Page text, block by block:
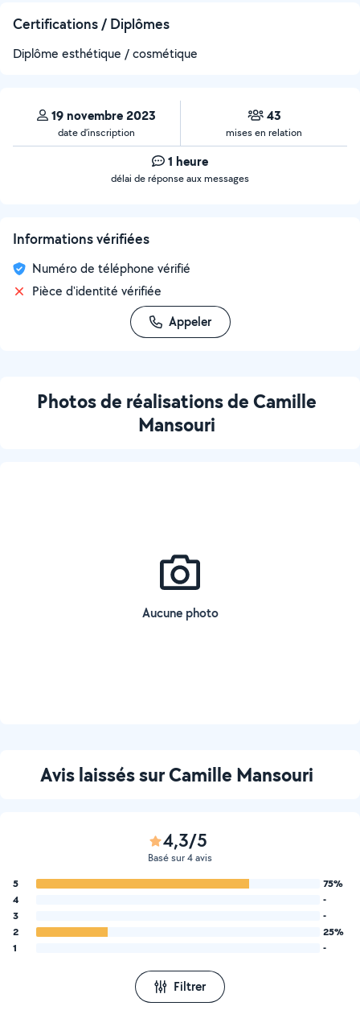
Certifications / Diplômes
Diplôme esthétique / cosmétique
19 novembre 2023
date d’inscription
43
mises en relation
1 heure
délai de réponse aux messages
Informations vérifiées
Numéro de téléphone vérifié
Pièce d'identité vérifiée
Appeler
Photos de réalisations de Camille
Mansouri
Aucune photo
Avis laissés sur Camille Mansouri
4,3/5
Basé sur 4 avis
5
75%
4
-
3
-
2
25%
1
-
Filtrer